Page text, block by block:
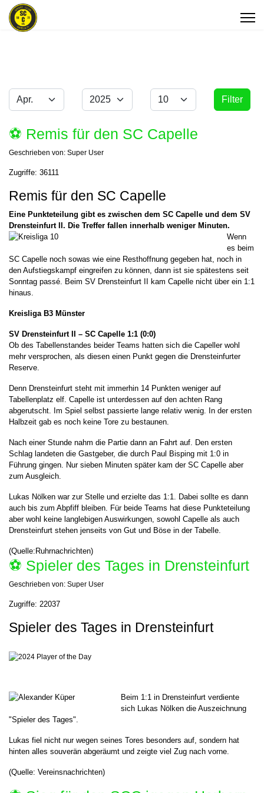
Filter
Monat Jahr Anzeige #
Filter
⚽️ Remis für den SC Capelle
Geschrieben von: Super User
Zugriffe: 36111
Remis für den SC Capelle
Eine Punkteteilung gibt es zwischen dem SC Capelle und dem SV
Drensteinfurt II. Die Treffer fallen innerhalb weniger Minuten.
Wenn
es beim
SC Capelle noch sowas wie eine Resthoffnung gegeben hat, noch in
den Aufstiegskampf eingreifen zu können, dann ist sie spätestens seit
Sonntag passé. Beim SV Drensteinfurt II kam Capelle nicht über ein 1:1
hinaus.
Kreisliga B3 Münster
SV Drensteinfurt II – SC Capelle 1:1 (0:0)
Ob des Tabellenstandes beider Teams hatten sich die Capeller wohl
mehr versprochen, als diesen einen Punkt gegen die Drensteinfurter
Reserve.
Denn Drensteinfurt steht mit immerhin 14 Punkten weniger auf
Tabellenplatz elf. Capelle ist unterdessen auf den achten Rang
abgerutscht. Im Spiel selbst passierte lange relativ wenig. In der ersten
Halbzeit gab es noch keine Tore zu bestaunen.
Nach einer Stunde nahm die Partie dann an Fahrt auf. Den ersten
Schlag landeten die Gastgeber, die durch Paul Bisping mit 1:0 in
Führung gingen. Nur sieben Minuten später kam der SC Capelle aber
zum Ausgleich.
Lukas Nölken war zur Stelle und erzielte das 1:1. Dabei sollte es dann
auch bis zum Abpfiff bleiben. Für beide Teams hat diese Punkteteilung
aber wohl keine langlebigen Auswirkungen, sowohl Capelle als auch
Drensteinfurt stehen jenseits von Gut und Böse in der Tabelle.
(Quelle:Ruhrnachrichten)
⚽️ Spieler des Tages in Drensteinfurt
Geschrieben von: Super User
Zugriffe: 22037
Spieler des Tages in Drensteinfurt
Beim 1:1 in Drensteinfurt verdiente
sich Lukas Nölken die Auszeichnung
"Spieler des Tages".
Lukas fiel nicht nur wegen seines Tores besonders auf, sondern hat
hinten alles souverän abgeräumt und zeigte viel Zug nach vorne.
(Quelle: Vereinsnachrichten)